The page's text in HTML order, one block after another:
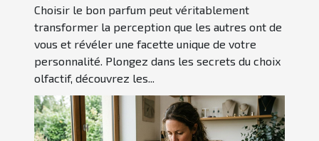
Choisir le bon parfum peut véritablement
transformer la perception que les autres ont de
vous et révéler une facette unique de votre
personnalité. Plongez dans les secrets du choix
olfactif, découvrez les...